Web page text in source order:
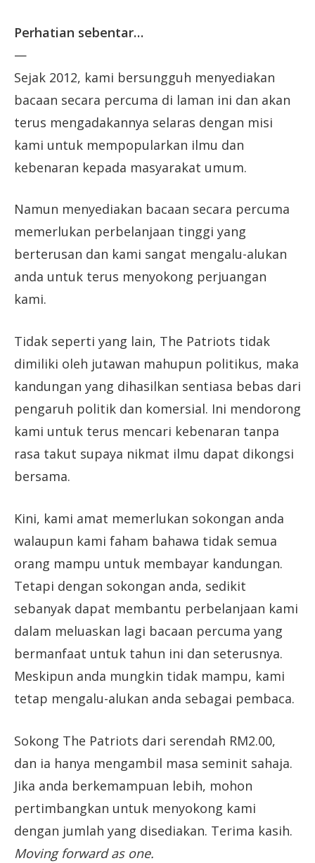
Perhatian sebentar…
—
Sejak 2012, kami bersungguh menyediakan
bacaan secara percuma di laman ini dan akan
terus mengadakannya selaras dengan misi
kami untuk mempopularkan ilmu dan
kebenaran kepada masyarakat umum.
Namun menyediakan bacaan secara percuma
memerlukan perbelanjaan tinggi yang
berterusan dan kami sangat mengalu-alukan
anda untuk terus menyokong perjuangan
kami.
Tidak seperti yang lain, The Patriots tidak
dimiliki oleh jutawan mahupun politikus, maka
kandungan yang dihasilkan sentiasa bebas dari
pengaruh politik dan komersial. Ini mendorong
kami untuk terus mencari kebenaran tanpa
rasa takut supaya nikmat ilmu dapat dikongsi
bersama.
Kini, kami amat memerlukan sokongan anda
walaupun kami faham bahawa tidak semua
orang mampu untuk membayar kandungan.
Tetapi dengan sokongan anda, sedikit
sebanyak dapat membantu perbelanjaan kami
dalam meluaskan lagi bacaan percuma yang
bermanfaat untuk tahun ini dan seterusnya.
Meskipun anda mungkin tidak mampu, kami
tetap mengalu-alukan anda sebagai pembaca.
Sokong The Patriots dari serendah RM2.00,
dan ia hanya mengambil masa seminit sahaja.
Jika anda berkemampuan lebih, mohon
pertimbangkan untuk menyokong kami
dengan jumlah yang disediakan. Terima kasih.
Moving forward as one.